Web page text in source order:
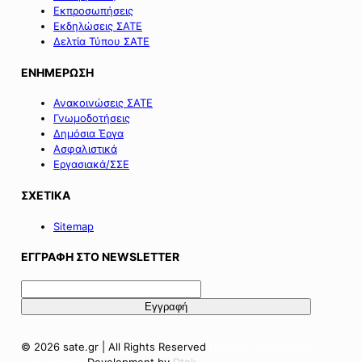
Εκπροσωπήσεις
Εκδηλώσεις ΣΑΤΕ
Δελτία Τύπου ΣΑΤΕ
ΕΝΗΜΕΡΩΣΗ
Ανακοινώσεις ΣΑΤΕ
Γνωμοδοτήσεις
Δημόσια Έργα
Ασφαλιστικά
Εργασιακά/ΣΣΕ
ΣΧΕΤΙΚΑ
Sitemap
ΕΓΓΡΑΦΗ ΣΤΟ NEWSLETTER
© 2026 sate.gr | All Rights Reserved